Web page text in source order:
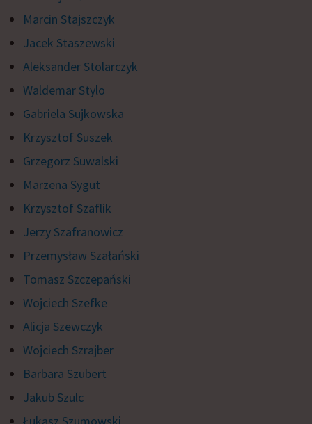
Marcin Stajszczyk
Jacek Staszewski
Aleksander Stolarczyk
Waldemar Stylo
Gabriela Sujkowska
Krzysztof Suszek
Grzegorz Suwalski
Marzena Sygut
Krzysztof Szaflik
Jerzy Szafranowicz
Przemysław Szałański
Tomasz Szczepański
Wojciech Szefke
Alicja Szewczyk
Wojciech Szrajber
Barbara Szubert
Jakub Szulc